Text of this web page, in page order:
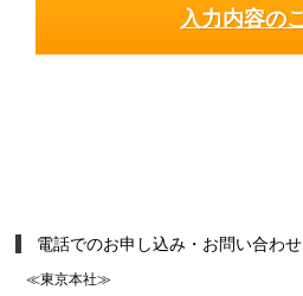
電話でのお申し込み・お問い合わせ
≪東京本社≫